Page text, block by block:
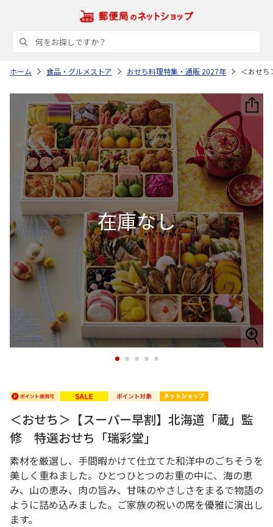
ホーム 食品・グルメストア おせち料理特集・通販 2027年 ＜おせ
1 2 3 4 5
＜おせち＞【スーパー早割】北海道「蔵」監
修 特選おせち「瑞彩堂」
素材を厳選し、手間暇かけて仕立てた和洋中のごちそうを
美しく重ねました。ひとつひとつのお重の中に、海の恵
み、山の恵み、肉の旨み、甘味のやさしさをまるで物語の
ように詰め込みました。ご家族の祝いの席を優雅に演出し
ます。